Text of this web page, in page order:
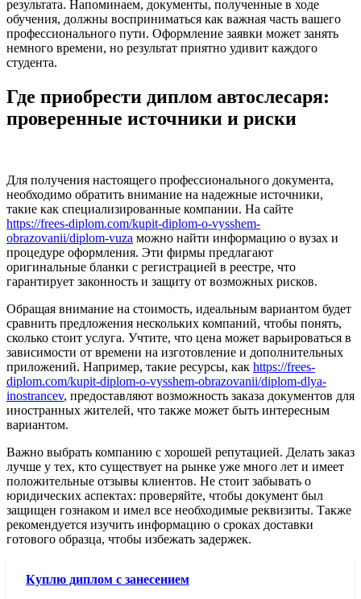
результата. Напоминаем, документы, полученные в ходе
обучения, должны восприниматься как важная часть вашего
профессионального пути. Оформление заявки может занять
немного времени, но результат приятно удивит каждого
студента.
Где приобрести диплом автослесаря:
проверенные источники и риски
Для получения настоящего профессионального документа,
необходимо обратить внимание на надежные источники,
такие как специализированные компании. На сайте
https://frees-diplom.com/kupit-diplom-o-vysshem-
obrazovanii/diplom-vuza можно найти информацию о вузах и
процедуре оформления. Эти фирмы предлагают
оригинальные бланки с регистрацией в реестре, что
гарантирует законность и защиту от возможных рисков.
Обращая внимание на стоимость, идеальным вариантом будет
сравнить предложения нескольких компаний, чтобы понять,
сколько стоит услуга. Учтите, что цена может варьироваться в
зависимости от времени на изготовление и дополнительных
приложений. Например, такие ресурсы, как https://frees-
diplom.com/kupit-diplom-o-vysshem-obrazovanii/diplom-dlya-
inostrancev, предоставляют возможность заказа документов для
иностранных жителей, что также может быть интересным
вариантом.
Важно выбрать компанию с хорошей репутацией. Делать заказ
лучше у тех, кто существует на рынке уже много лет и имеет
положительные отзывы клиентов. Не стоит забывать о
юридических аспектах: проверяйте, чтобы документ был
защищен гознаком и имел все необходимые реквизиты. Также
рекомендуется изучить информацию о сроках доставки
готового образца, чтобы избежать задержек.
Куплю диплом с занесением